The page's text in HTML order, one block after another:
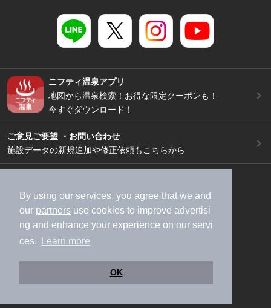
By using our services, you agree that we and
our partners use cookies to improve advertisi
ng and enhance your experience on our servi
ces.
Learn more
OK
ニフティ温泉アプリ
地図から温泉検索！お得な限定クーポンも！
今すぐダウンロード！
ご意見ご要望 ・お問い合わせ
施設データの新規追加や修正依頼もこちらから
加盟店募集（資料請求）
広告出稿のご案内
利用規約
ライフスタイルMEMBERS+規約
特定商取引法に基づく表記
ヘルプ
採用情報
運営会社